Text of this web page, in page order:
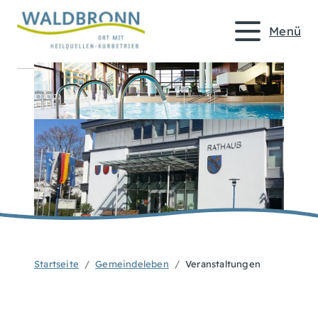
Menü
Startseite Gemeindeleben Veranstaltungen